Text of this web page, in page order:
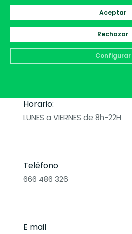
Contacto
Dirección
Amadeo de Saboya, 32 2º
Horario:
LUNES a VIERNES de 8h-22H
Teléfono
666 486 326
E mail
Aceptar
Rechazar
Configurar